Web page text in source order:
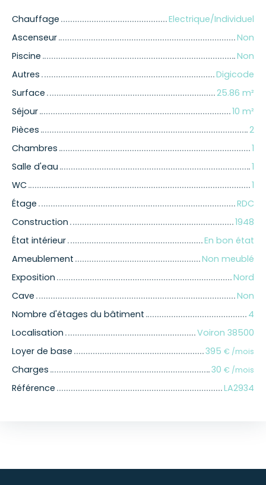
Chauffage
Electrique/Individuel
Ascenseur
Non
Piscine
Non
Autres
Digicode
Surface
25.86 m²
Séjour
10 m²
Pièces
2
Chambres
1
Salle d'eau
1
WC
1
Étage
RDC
Construction
1948
État intérieur
En bon état
Ameublement
Non meublé
Exposition
Nord
Cave
Non
Nombre d'étages du bâtiment
4
Localisation
Voiron 38500
Loyer de base
395 € /mois
Charges 30 € /mois
Référence LA2934